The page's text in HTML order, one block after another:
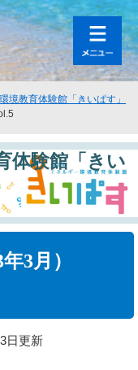
境教育体験館「きいぱす」
体験館「きい
3月）
日更新